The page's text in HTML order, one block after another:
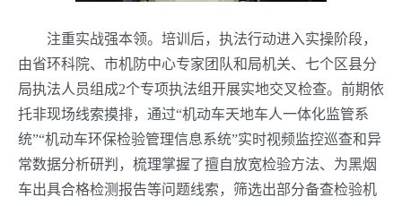
注重实战强本领。培训后，执法行动进入实操阶段，
由省环科院、市机防中心专家团队和局机关、七个区县分
局执法人员组成2个专项执法组开展实地交叉检查。前期依
托非现场线索摸排，通过“机动车天地车人一体化监管系
统”“机动车环保检验管理信息系统”实时视频监控巡查和异
常数据分析研判，梳理掌握了擅自放宽检验方法、为黑烟
车出具合格检测报告等问题线索，筛选出部分备查检验机